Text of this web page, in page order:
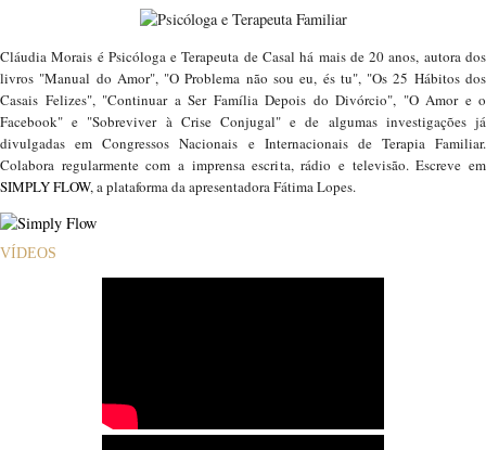
Cláudia Morais é Psicóloga e Terapeuta de Casal há mais de 20 anos, autora dos
livros "Manual do Amor", "O Problema não sou eu, és tu", "Os 25 Hábitos dos
Casais Felizes", "Continuar a Ser Família Depois do Divórcio", "O Amor e o
Facebook" e "Sobreviver à Crise Conjugal" e de algumas investigações já
divulgadas em Congressos Nacionais e Internacionais de Terapia Familiar.
Colabora regularmente com a imprensa escrita, rádio e televisão. Escreve em
SIMPLY FLOW, a plataforma da apresentadora Fátima Lopes.
VÍDEOS